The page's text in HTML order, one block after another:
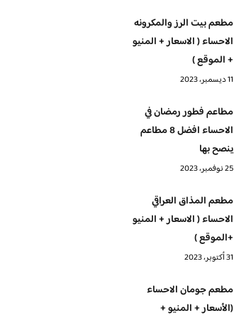
مطعم بيت الرز والمكرونه
الاحساء ( الاسعار + المنيو
+ الموقع )
11 ديسمبر، 2023
مطاعم فطور رمضان في
الاحساء افضل 8 مطاعم
ينصح بها
25 نوفمبر، 2023
مطعم المذاق العراقي
الاحساء ( الاسعار + المنيو
+الموقع )
31 أكتوبر، 2023
مطعم جومان الاحساء
(الأسعار + المنيو +